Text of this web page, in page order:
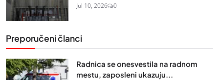
Jul 10, 2026 0
Preporučeni članci
Radnica se onesvestila na radnom
mestu, zaposleni ukazuju...